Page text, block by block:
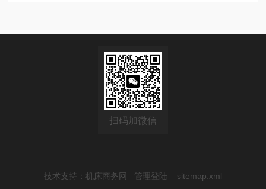
扫码加微信
技术支持： 机床商务网 管理登陆 sitemap.xml